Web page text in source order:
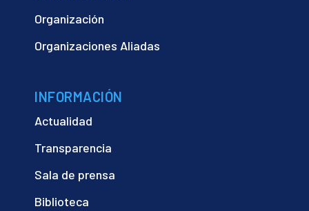
Organización
Organizaciones Aliadas
INFORMACIÓN
Actualidad
Transparencia
Sala de prensa
Biblioteca